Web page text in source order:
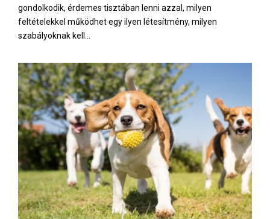
gondolkodik, érdemes tisztában lenni azzal, milyen
feltételekkel működhet egy ilyen létesítmény, milyen
szabályoknak kell...